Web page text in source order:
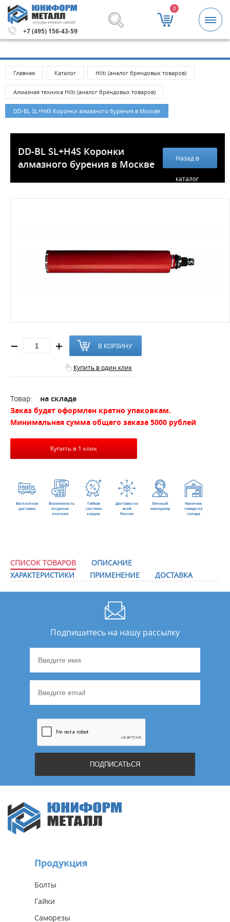
ОСНОВА КРЕПКИХ СВЯЗЕЙ
+7 (495) 156-43-59
0
5000 рублей.Метизы и крепежные изделия оптом.
Главная Каталог Hilti (аналог брендовых товаров)
Алмазная техника Hilti (аналог брендовых товаров)
DD-BL SL+H4S Коронки алмазного бурения в Москве
DD-BL SL+H4S Коронки
алмазного бурения в Москве
Назад в
каталог
В КОРЗИНУ
Купить в один клик
Товар:
на складе
Заказ будет оформлен кратно упаковкам.
Минимальная сумма общего заказа 5000 рублей
Купить в 1 клик
Бесплатная
доставка
Возможность
отсрочки
платежа
Гибкая
система
скидок
Доставка по
всей
России
Личный
менеджер
Наличие
товара на
складе
СПИСОК ТОВАРОВ
ОПИСАНИЕ
ХАРАКТЕРИСТИКИ
ПРИМЕНЕНИЕ ДОСТАВКА
Подпишитесь на нашу рассылку
Продукция
Болты
Гайки
Саморезы